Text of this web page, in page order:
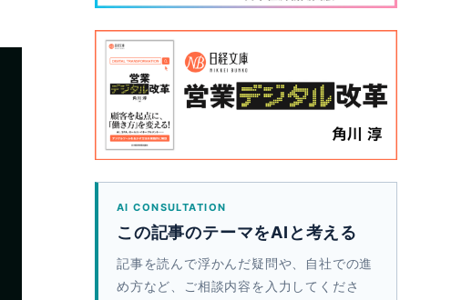
AI CONSULTATION
この記事のテーマをAIと考える
記事を読んで浮かんだ疑問や、自社での進
め方など、ご相談内容を入力してくださ